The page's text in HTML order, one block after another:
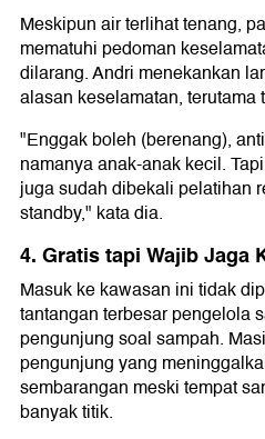
Meskipun air terlihat tenang,
mematuhi pedoman
dilarang. Andri menekankan
alasan keselamatan,
"Enggak boleh (berenang),
namanya anak-anak kecil.
juga sudah dibekali pelatihan
standby," kata dia.
4. Gratis tapi Wajib Jaga
Masuk ke kawasan ini tidak
tantangan terbesar pengelola
pengunjung soal sampah.
pengunjung yang
sembarangan meski tempat
banyak titik.